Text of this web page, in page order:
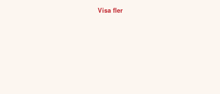
Visa fler